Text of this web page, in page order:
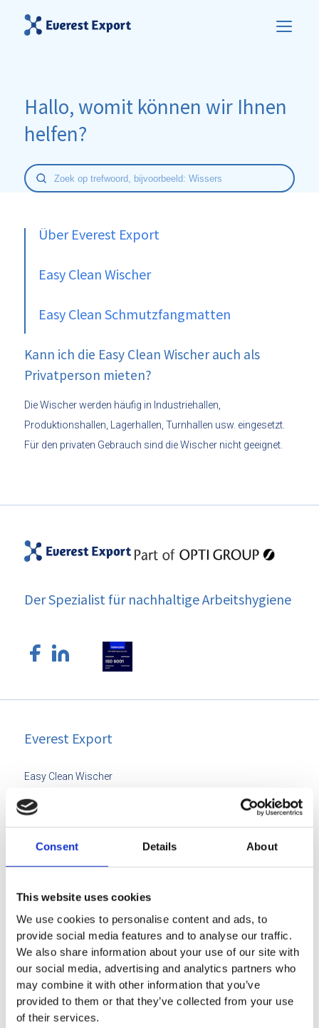
Consent Details About
This website uses cookies
We use cookies to personalise content and ads, to
provide social media features and to analyse our traffic.
We also share information about your use of our site with
our social media, advertising and analytics partners who
may combine it with other information that you’ve
provided to them or that they’ve collected from your use
of their services.
Hallo, womit können wir Ihnen
helfen?
Über Everest Export
Easy Clean Wischer
Easy Clean Schmutzfangmatten
Kann ich die Easy Clean Wischer auch als
Privatperson mieten?
Die Wischer werden häufig in Industriehallen,
Produktionshallen, Lagerhallen, Turnhallen usw. eingesetzt.
Für den privaten Gebrauch sind die Wischer nicht geeignet.
Der Spezialist für nachhaltige Arbeitshygiene
Everest Export
Easy Clean Wischer
Easy Clean Schmutzfangmatten
Sanitärhygiene
Schädlingsbekämpfung
Contact
Persönlicher Beratungsplan
Häufig gestellte Fragen
Easy Clean Wischer